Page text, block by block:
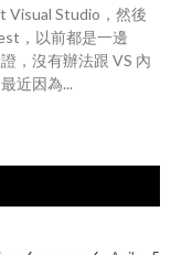
Visual Studio，然後
，以前都是一邊
，沒有辦法跟 VS 內
近因為...